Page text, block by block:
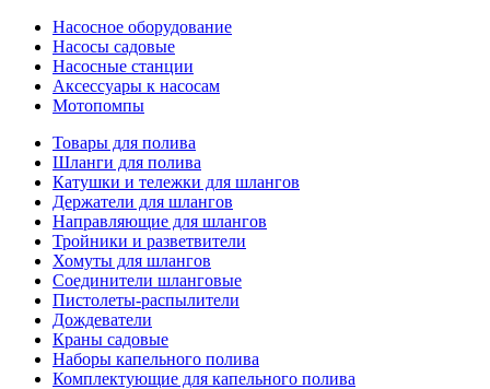
Насосное оборудование
Насосы садовые
Насосные станции
Аксессуары к насосам
Мотопомпы
Товары для полива
Шланги для полива
Катушки и тележки для шлангов
Держатели для шлангов
Направляющие для шлангов
Тройники и разветвители
Хомуты для шлангов
Соединители шланговые
Пистолеты-распылители
Дождеватели
Краны садовые
Наборы капельного полива
Комплектующие для капельного полива